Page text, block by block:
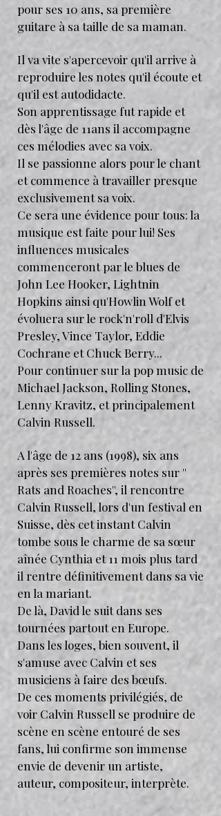
pour ses 10 ans, sa première
guitare à sa taille de sa maman.
Il va vite s'apercevoir qu'il arrive à
reproduire les notes qu'il écoute et
qu'il est autodidacte.
Son apprentissage fut rapide et
dès l'âge de 11ans il accompagne
ces mélodies avec sa voix.
Il se passionne alors pour le chant
et commence à travailler presque
exclusivement sa voix.
Ce sera une évidence pour tous: la
musique est faite pour lui! Ses
influences musicales
commenceront par le blues de
John Lee Hooker, Lightnin
Hopkins ainsi qu'Howlin Wolf et
évoluera sur le rock'n'roll d'Elvis
Presley, Vince Taylor, Eddie
Cochrane et Chuck Berry...
Pour continuer sur la pop music de
Michael Jackson, Rolling Stones,
Lenny Kravitz, et principalement
Calvin Russell.
A l'âge de 12 ans (1998), six ans
après ses premières notes sur ''
Rats and Roaches'', il rencontre
Calvin Russell, lors d'un festival en
Suisse, dès cet instant Calvin
tombe sous le charme de sa sœur
aînée Cynthia et 11 mois plus tard
il rentre définitivement dans sa vie
en la mariant.
De là, David le suit dans ses
tournées partout en Europe.
Dans les loges, bien souvent, il
s'amuse avec Calvin et ses
musiciens à faire des bœufs.
De ces moments privilégiés, de
voir Calvin Russell se produire de
scène en scène entouré de ses
fans, lui confirme son immense
envie de devenir un artiste,
auteur, compositeur, interprète.